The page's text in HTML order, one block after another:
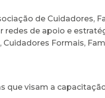
de Cuidadores,
redes de apoio e
Formais,
que visam a